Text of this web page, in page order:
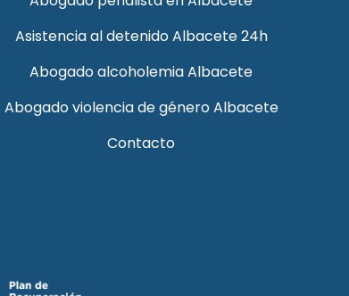
Asistencia al detenido Albacete 24h
Abogado alcoholemia Albacete
Abogado violencia de género Albacete
Contacto